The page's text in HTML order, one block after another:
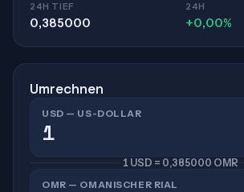
24H TIEF
0,385000
24H
+0,00%
Umrechnen
USD — US-DOLLAR
1 USD = 0,385000 OMR
OMR — OMANISCHER RIAL